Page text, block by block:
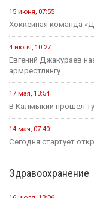
15 июня, 07:55
Хоккейная команда
4 июня, 10:27
Евгений Джакураев
армрестлингу
17 мая, 13:54
В Калмыкии прошел
14 мая, 07:40
Сегодня стартует
Здравоохранение